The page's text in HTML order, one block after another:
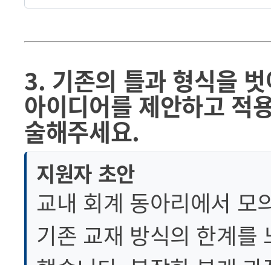
3. 기존의 틀과 형식을
아이디어를 제안하고 적
술해주세요.
지원자 초안
교내 회계 동아리에서 모
기존 교재 방식의 한계를